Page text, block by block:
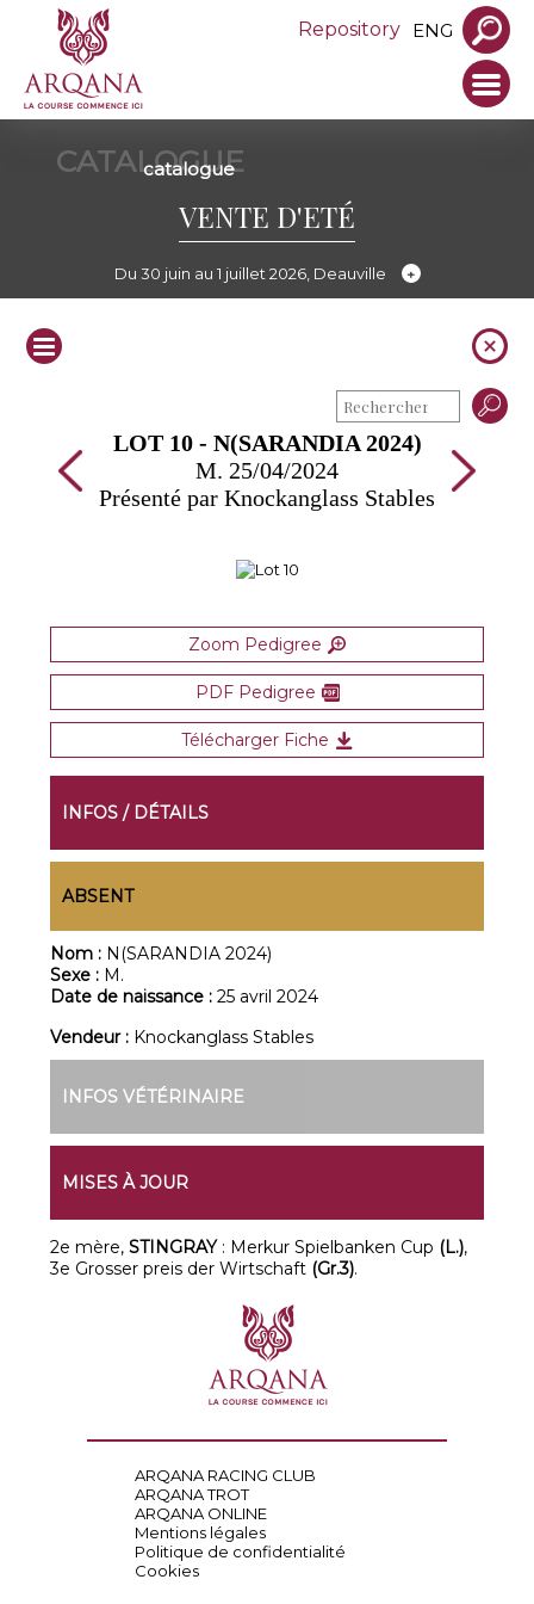
Repository ENG
CATALOGUE
catalogue
VENTE D'ETÉ
Du 30 juin au 1 juillet 2026, Deauville
LOT 10 - N(SARANDIA 2024)
M. 25/04/2024
Présenté par Knockanglass Stables
Zoom Pedigree
PDF Pedigree
Télécharger Fiche
INFOS / DÉTAILS
ABSENT
Nom : N(SARANDIA 2024)
Sexe : M.
Date de naissance :25 avril 2024
Vendeur : Knockanglass Stables
INFOS VÉTÉRINAIRE
MISES À JOUR
2e mère,STINGRAY: Merkur Spielbanken Cup (L.),
3e Grosser preis der Wirtschaft (Gr.3).
ARQANA RACING CLUB
ARQANA TROT
ARQANA ONLINE
Mentions légales
Politique de confidentialité
Cookies